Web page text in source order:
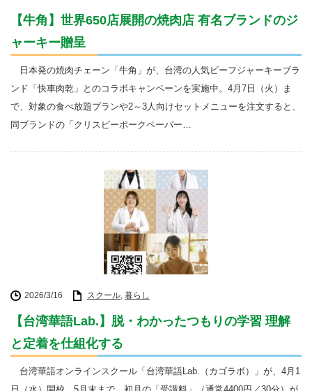
【牛角】世界650店展開の焼肉店 有名ブランドのジ
ャーキー贈呈
日本発の焼肉チェーン「牛角」が、台湾の人気ビーフジャーキーブラ
ンド「快車肉乾」とのコラボキャンペーンを実施中。4月7日（火）ま
で、対象の食べ放題プランや2～3人向けセットメニューを注文すると、
同ブランドの「クリスピーポークペーパー…
2026/3/16 スクール, 暮らし
【台湾華語Lab.】脱・わかったつもりの学習 理解
と定着を仕組化する
台湾華語オンラインスクール「台湾華語Lab.（カゴラボ）」が、4月1